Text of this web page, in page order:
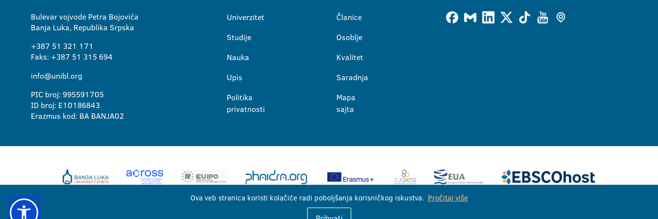
Bulevar vojvode Petra Bojovića
Banja Luka, Republika Srpska
+387 51 321 171
Faks: +387 51 315 694
info@unibl.org
PIC broj: 995591705
ID broj: E10186843
Erazmus kod: BA BANJA02
Univerzitet
Studije
Nauka
Upis
Politika
privatnosti
Članice
Osoblje
Kvalitet
Saradnja
Mapa
sajta
Univerzitet u Banjoj Luci © 2026
Ova veb stranica koristi kolačiće radi poboljšanja korisničkog iskustva. Pročitaj više